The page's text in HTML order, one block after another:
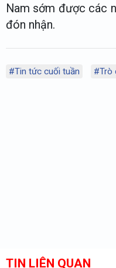
Nam sớm được các
đón nhận.
#Tin tức cuối tuần #Trò
TIN LIÊN QUAN